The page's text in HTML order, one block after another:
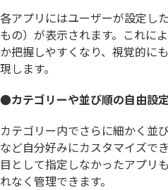
各アプリにはユーザーが設定し
もの）が表示されます。これに
か把握しやすくなり、視覚的に
現します。
●カテゴリーや並び順の自由設
カテゴリー内でさらに細かく並
など自分好みにカスタマイズで
目として指定しなかったアプリ
れなく管理できます。